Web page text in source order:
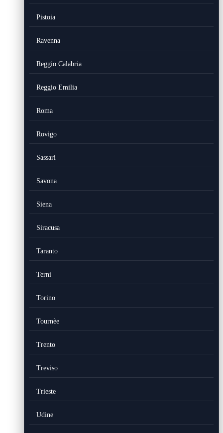
Pistoia
Ravenna
Reggio Calabria
Reggio Emilia
Roma
Rovigo
Sassari
Savona
Siena
Siracusa
Taranto
Terni
Torino
Tournèe
Trento
Treviso
Trieste
Udine